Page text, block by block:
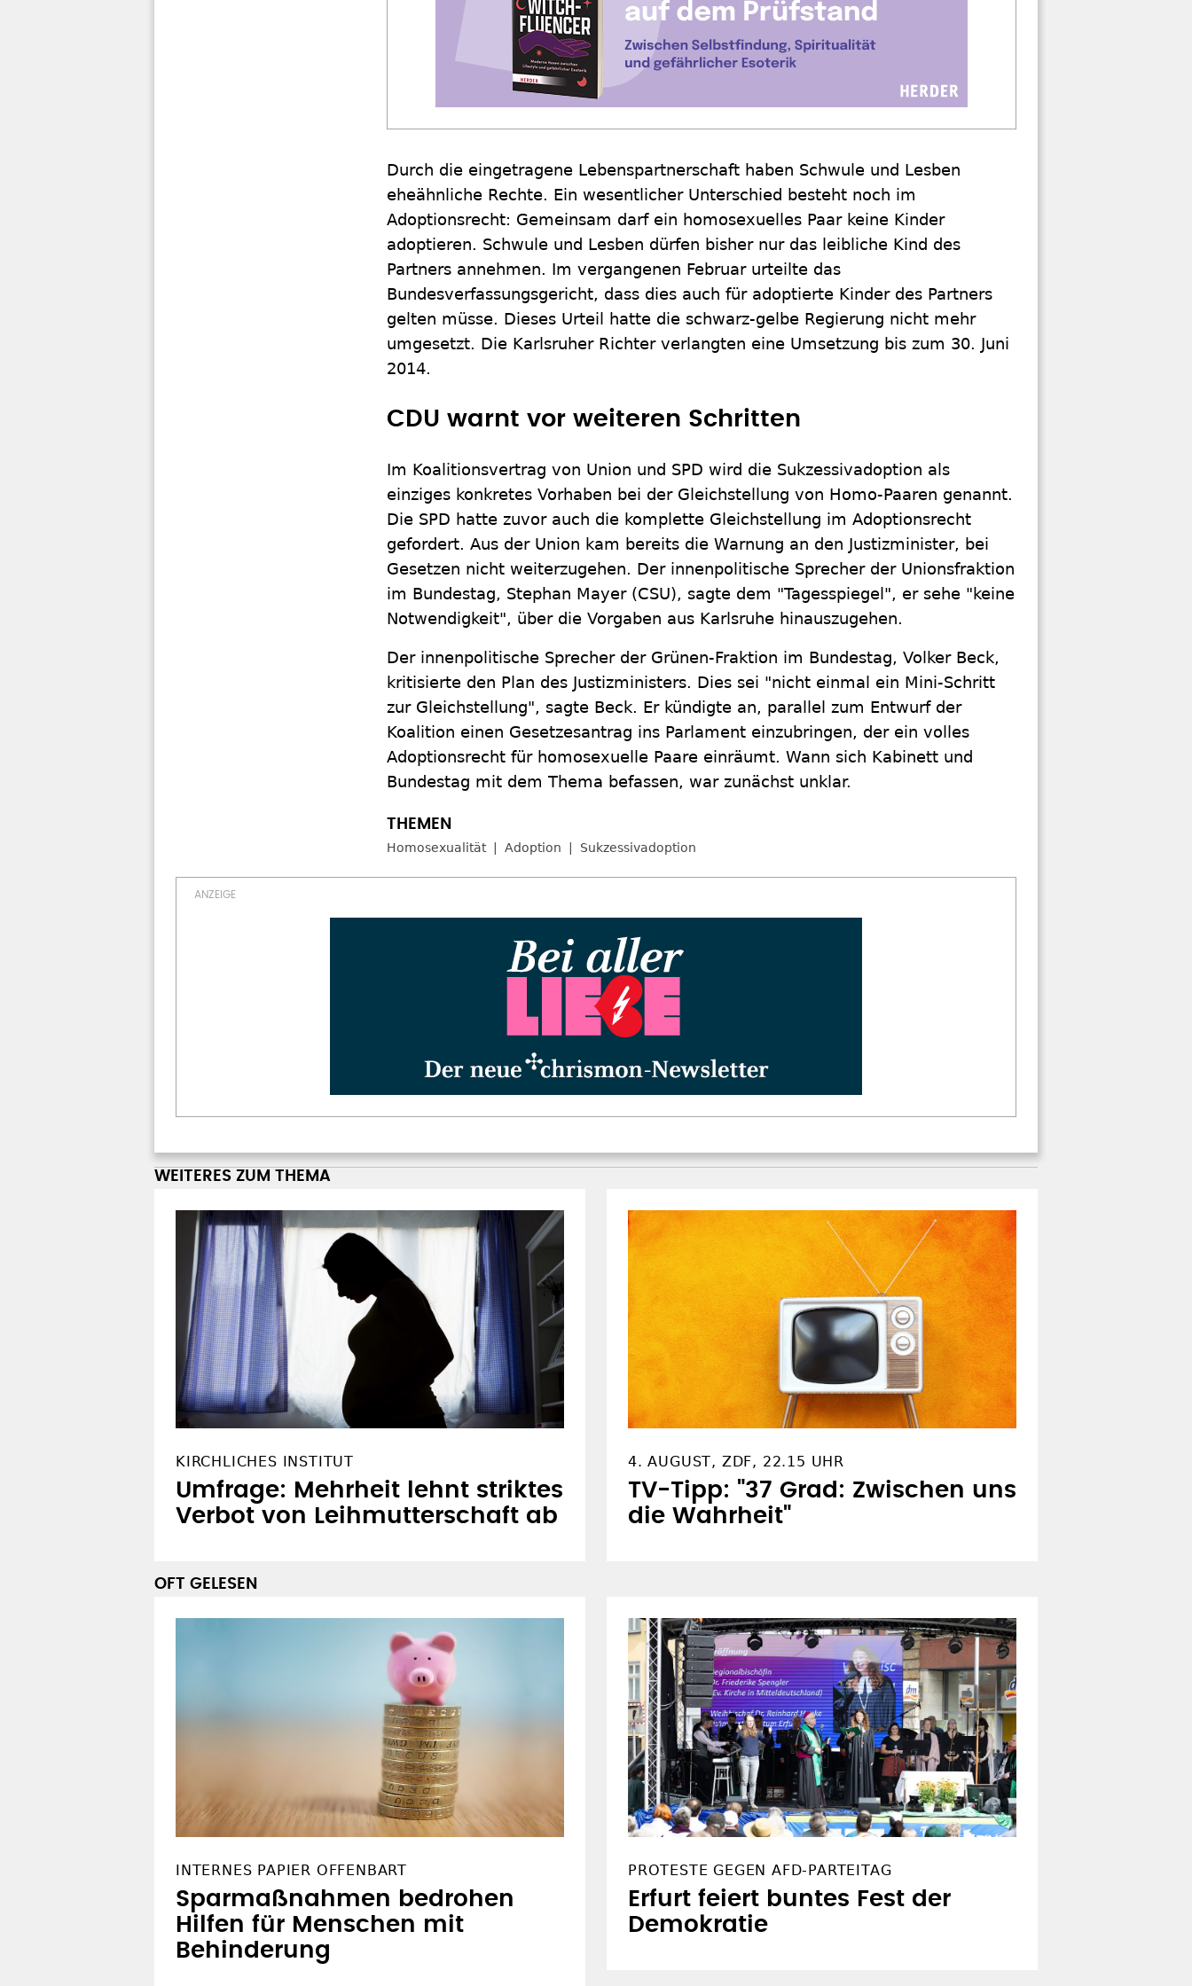
Durch die eingetragene Lebenspartnerschaft haben Schwule und Lesben
eheähnliche Rechte. Ein wesentlicher Unterschied besteht noch im
Adoptionsrecht: Gemeinsam darf ein homosexuelles Paar keine Kinder
adoptieren. Schwule und Lesben dürfen bisher nur das leibliche Kind des
Partners annehmen. Im vergangenen Februar urteilte das
Bundesverfassungsgericht, dass dies auch für adoptierte Kinder des Partners
gelten müsse. Dieses Urteil hatte die schwarz-gelbe Regierung nicht mehr
umgesetzt. Die Karlsruher Richter verlangten eine Umsetzung bis zum 30. Juni
2014.
CDU warnt vor weiteren Schritten
Im Koalitionsvertrag von Union und SPD wird die Sukzessivadoption als
einziges konkretes Vorhaben bei der Gleichstellung von Homo-Paaren genannt.
Die SPD hatte zuvor auch die komplette Gleichstellung im Adoptionsrecht
gefordert. Aus der Union kam bereits die Warnung an den Justizminister, bei
Gesetzen nicht weiterzugehen. Der innenpolitische Sprecher der Unionsfraktion
im Bundestag, Stephan Mayer (CSU), sagte dem "Tagesspiegel", er sehe "keine
Notwendigkeit", über die Vorgaben aus Karlsruhe hinauszugehen.
Der innenpolitische Sprecher der Grünen-Fraktion im Bundestag, Volker Beck,
kritisierte den Plan des Justizministers. Dies sei "nicht einmal ein Mini-Schritt
zur Gleichstellung", sagte Beck. Er kündigte an, parallel zum Entwurf der
Koalition einen Gesetzesantrag ins Parlament einzubringen, der ein volles
Adoptionsrecht für homosexuelle Paare einräumt. Wann sich Kabinett und
Bundestag mit dem Thema befassen, war zunächst unklar.
Homosexualität Adoption Sukzessivadoption
WEITERES ZUM THEMA
KIRCHLICHES INSTITUT
Umfrage: Mehrheit lehnt striktes
Verbot von Leihmutterschaft ab
4. AUGUST, ZDF, 22.15 UHR
TV-Tipp: "37 Grad: Zwischen uns
die Wahrheit"
OFT GELESEN
INTERNES PAPIER OFFENBART
Sparmaßnahmen bedrohen
Hilfen für Menschen mit
Behinderung
PROTESTE GEGEN AFD-PARTEITAG
Erfurt feiert buntes Fest der
Demokratie